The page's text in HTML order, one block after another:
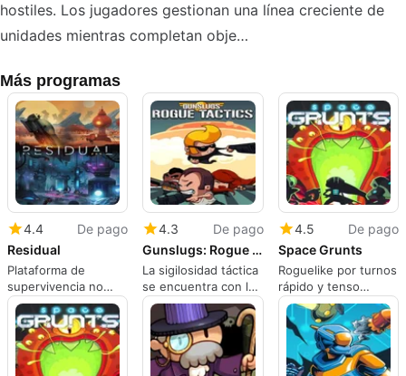
hostiles. Los jugadores gestionan una línea creciente de
unidades mientras completan obje…
Más programas
4.4
De pago
Residual
Plataforma de
supervivencia no
violenta ambientada
en planetas
alienígenas
impredecibles
4.3
De pago
Gunslugs: Rogue Tactics
La sigilosidad táctica
se encuentra con la
acción de correr y
disparar en un
paquete compacto
de iPhone
4.5
De pago
Space Grunts
Roguelike por turnos
rápido y tenso
ambientado en una
luna en ruinas